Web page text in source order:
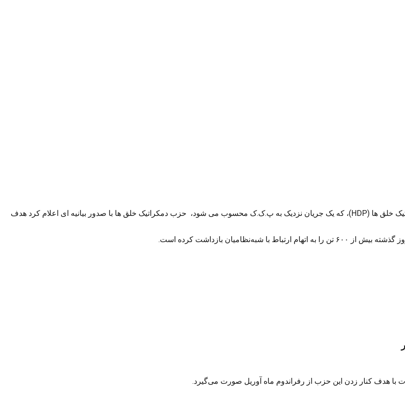
با گسترش دامنه بازداشت‌ها در ترکیه و افزایش اعضای بازداشتی حزب دمکراتیک خلق ها (HDP)، که یک جریان نزدیک به پ.ک.ک محسوب می شود، حزب دمکراتیک خلق ها با صدور بیانیه ای اعلام کرد هدف
بازداشت کرده است.